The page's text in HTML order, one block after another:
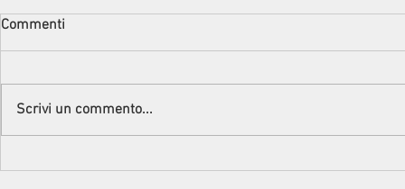
Commenti
Scrivi un commento...